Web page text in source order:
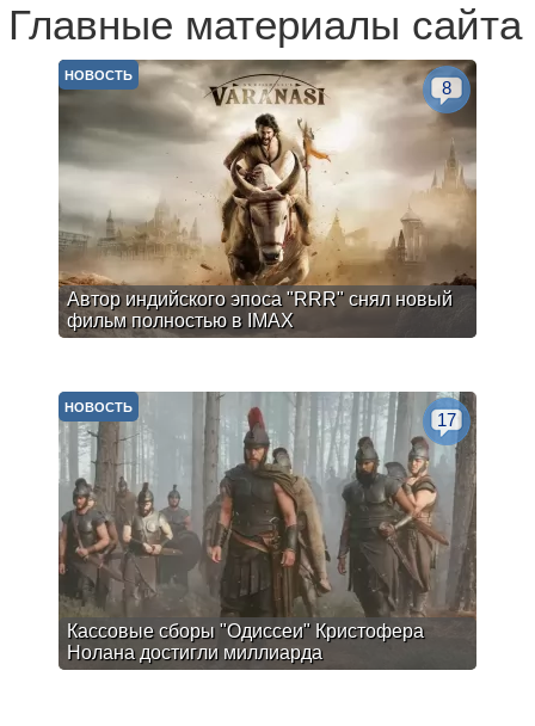
Главные материалы сайта
Автор индийского эпоса "RRR" снял новый
фильм полностью в IMAX
НОВОСТЬ
8
Кассовые сборы "Одиссеи" Кристофера
Нолана достигли миллиарда
НОВОСТЬ
17